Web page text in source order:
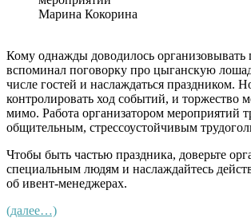
Марина Кокорина
Кому однажды доводилось организовывать
вспоминал поговорку про цыганскую
числе гостей и наслаждаться праздником.
контролировать ход событий, и торжество
мимо. Работа организатором мероприятий
общительным, стрессоустойчивым
Чтобы быть частью праздника, доверьте
специальным людям и наслаждайтесь
об ивент-менеджерах.
(далее…)